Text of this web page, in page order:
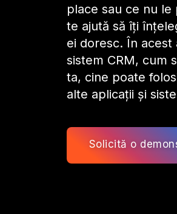
place sau ce nu
te ajută să îți
ei doresc. În
sistem CRM, cum
ta, cine poate
alte aplicații și
Solicită o